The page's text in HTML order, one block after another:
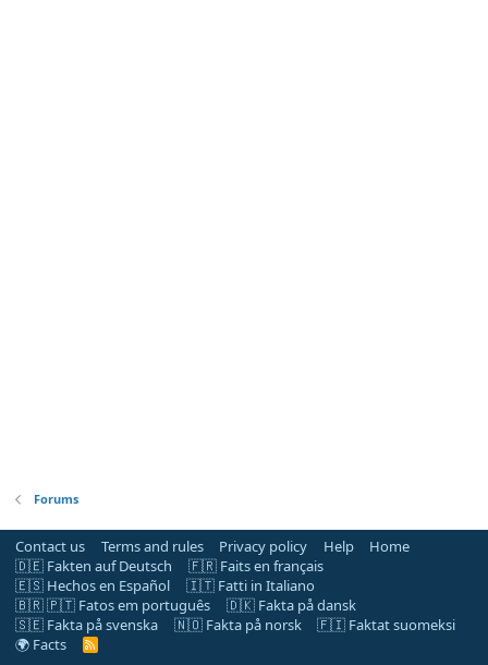
Forums
Contact us Terms and rules Privacy policy Help
Home
🇩🇪 Fakten auf Deutsch
🇫🇷 Faits en français
🇪🇸 Hechos en Español
🇮🇹 Fatti in Italiano
🇧🇷 🇵🇹 Fatos em português
🇩🇰 Fakta på dansk
🇸🇪 Fakta på svenska
🇳🇴 Fakta på norsk
🇫🇮 Faktat suomeksi
🌍 Facts
R